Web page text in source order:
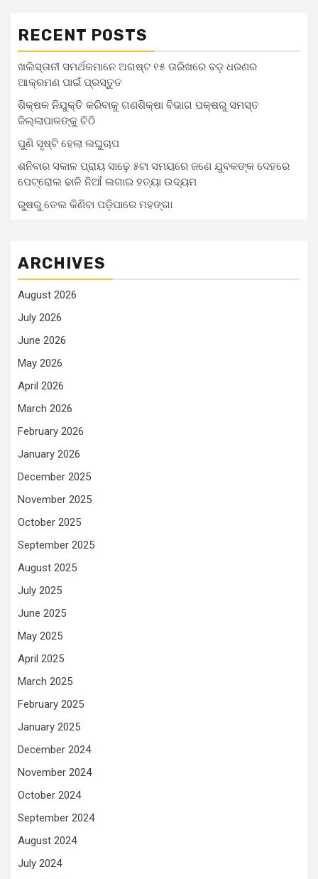
RECENT POSTS
ଖଲିସ୍ତାନୀ ସମର୍ଥକମାନେ ଅଗଷ୍ଟ ୧୫ ତାରିଖରେ ବଡ଼ ଧରଣର
ଆକ୍ରମଣ ପାଇଁ ପ୍ରସ୍ତୁତ
ଶିକ୍ଷକ ନିଯୁକ୍ତି କରିବାକୁ ଗଣଶିକ୍ଷା ବିଭାଗ ପକ୍ଷରୁ ସମସ୍ତ
ଜିଲ୍ଲାପାଳଙ୍କୁ ଚିଠି
ପୁଣି ସୃଷ୍ଟି ହେଲା ଲଘୁଚାପ
ଶନିବାର ସକାଳ ପ୍ରାୟ ସାଢ଼େ ୫ଟା ସମୟରେ ଜଣେ ଯୁବକଙ୍କ ଦେହରେ
ପେଟ୍ରୋଲ ଢାଳି ନିଆଁ ଲଗାଇ ହତ୍ୟା ଉଦ୍ୟମ
ରୁଷରୁ ତେଲ କିଣିବା ପଡ଼ିପାରେ ମହଙ୍ଗା
ARCHIVES
August 2026
July 2026
June 2026
May 2026
April 2026
March 2026
February 2026
January 2026
December 2025
November 2025
October 2025
September 2025
August 2025
July 2025
June 2025
May 2025
April 2025
March 2025
February 2025
January 2025
December 2024
November 2024
October 2024
September 2024
August 2024
July 2024